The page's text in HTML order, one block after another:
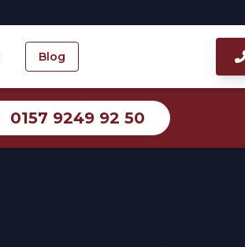
Blog
0157 9249 92 50